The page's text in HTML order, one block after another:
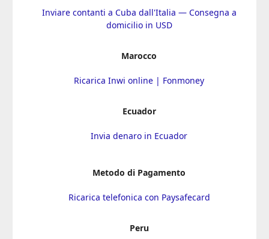
Inviare contanti a Cuba dall'Italia — Consegna a
domicilio in USD
Marocco
Ricarica Inwi online | Fonmoney
Ecuador
Invia denaro in Ecuador
Metodo di Pagamento
Ricarica telefonica con Paysafecard
Peru